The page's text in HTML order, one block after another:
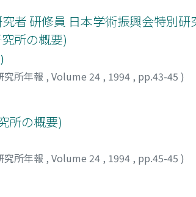
者 研修員 日本学術振興会特別
所の概要)
究所年報 , Volume 24 , 1994 , pp.43-45 )
所の概要)
究所年報 , Volume 24 , 1994 , pp.45-45 )